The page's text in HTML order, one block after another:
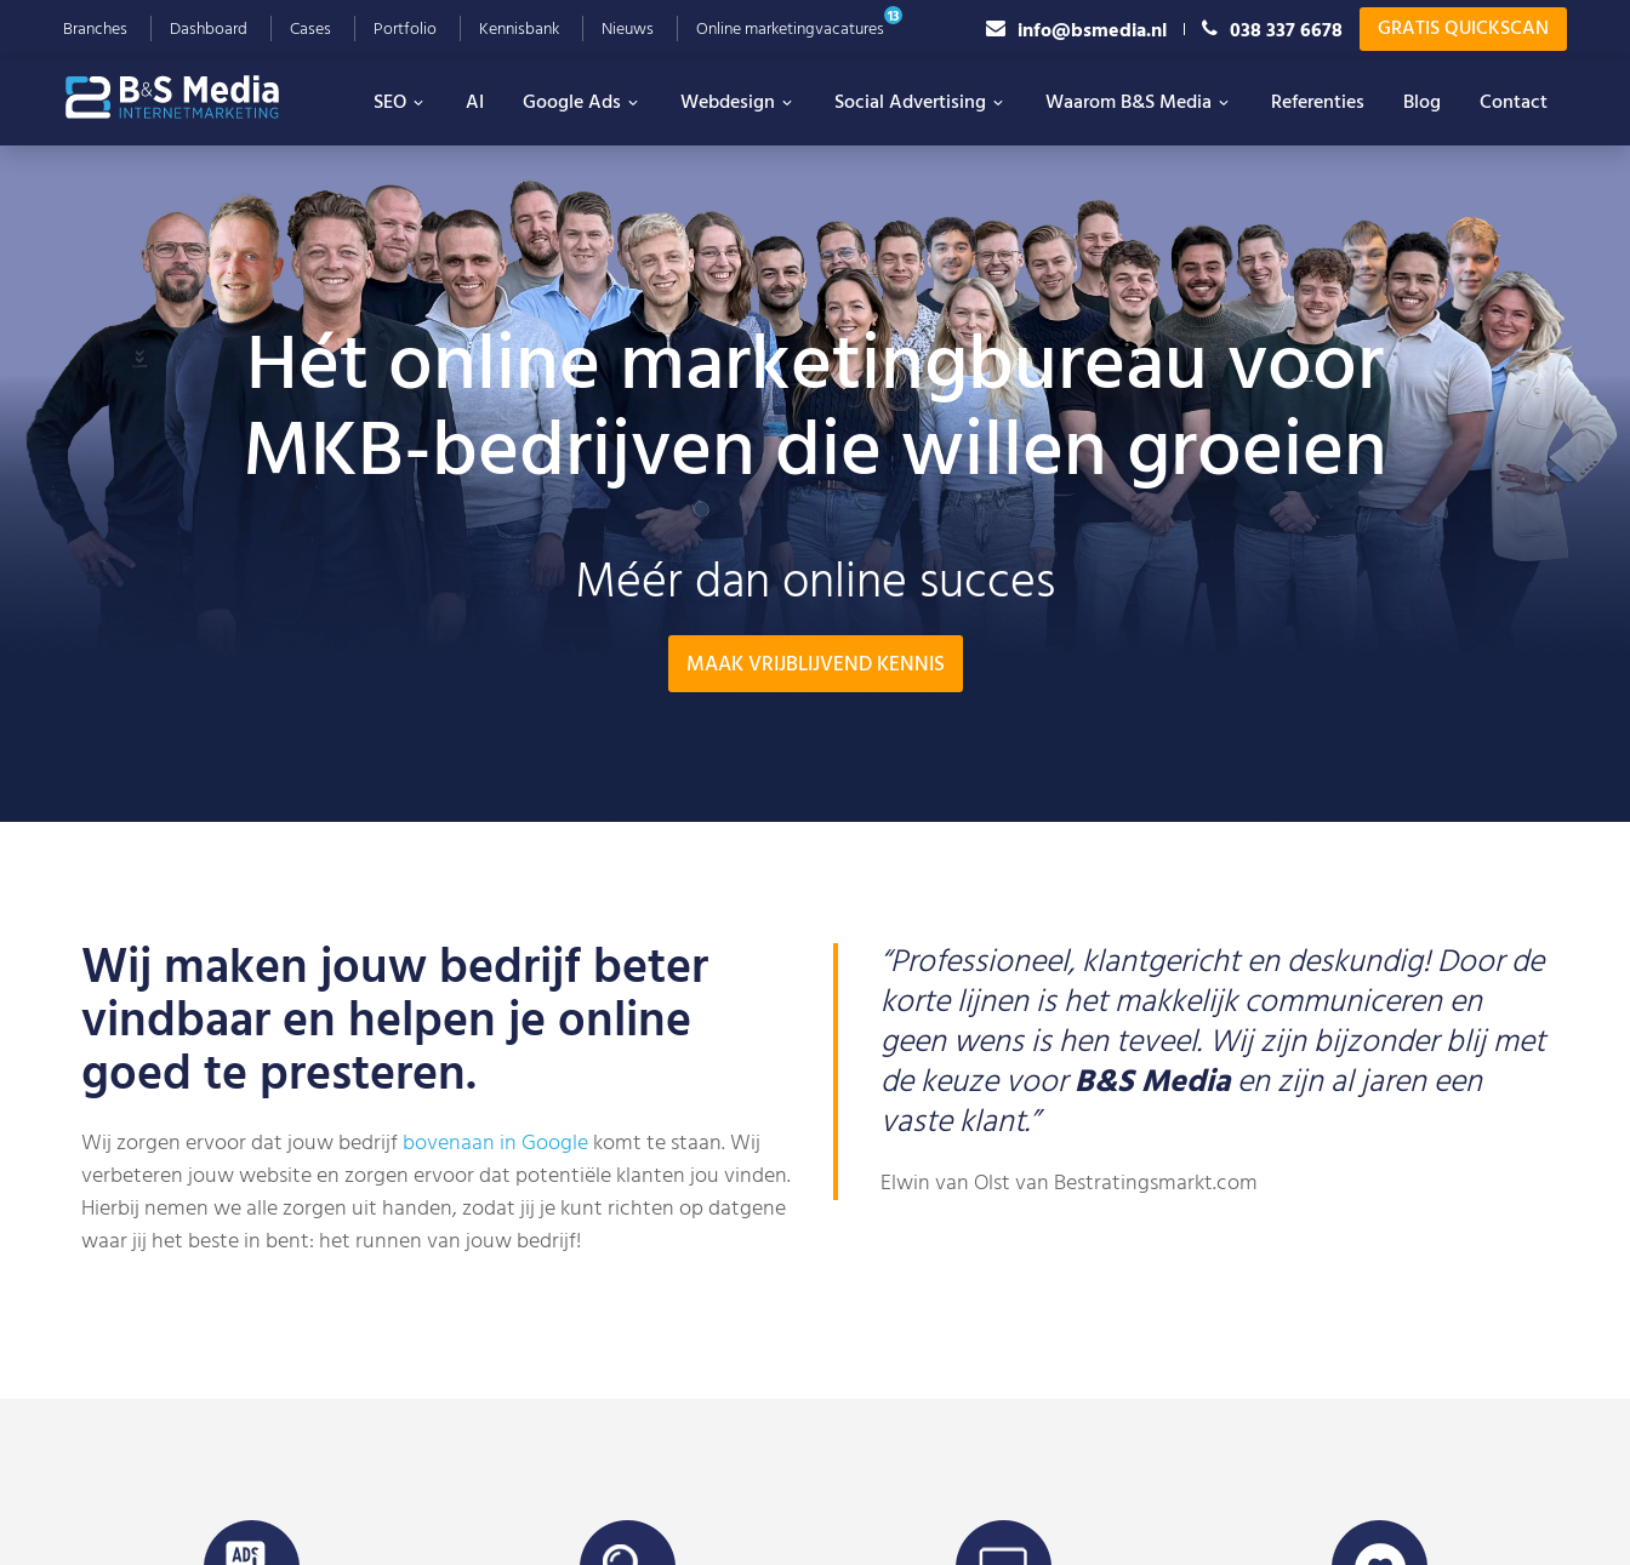
Branches Dashboard Cases Portfolio Kennisbank Nieuws Online marketingvacatures13 info@bsmedia.nl 038 337 6678 GRATIS QUICKSCAN
SEO AI Google Ads Webdesign Social Advertising Waarom B&S Media Referenties Blog Contact
Hét online marketingbureau voor
MKB-bedrijven die willen groeien
Méér dan online succes
MAAK VRIJBLIJVEND KENNIS
Wij maken jouw bedrijf beter
vindbaar en helpen je online
goed te presteren.
Wij zorgen ervoor dat jouw bedrijfbovenaan in Googlekomt te staan. Wij
verbeteren jouw website en zorgen ervoor dat potentiële klanten jou vinden.
Hierbij nemen we alle zorgen uit handen, zodat jij je kunt richten op datgene
waar jij het beste in bent: het runnen van jouw bedrijf!
“Professioneel, klantgericht en deskundig! Door de
korte lijnen is het makkelijk communiceren en
geen wens is hen teveel. Wij zijn bijzonder blij met
de keuze voorB&S Mediaen zijn al jaren een
vaste klant.”
Elwin van Olst van Bestratingsmarkt.com